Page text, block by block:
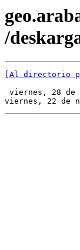
/
[Al directorio
viernes, 28
viernes, 22 de